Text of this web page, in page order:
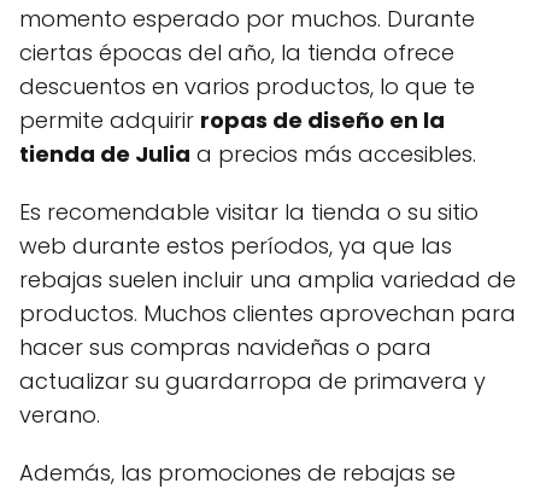
momento esperado por muchos. Durante
ciertas épocas del año, la tienda ofrece
descuentos en varios productos, lo que te
permite adquirir ropas de diseño en la
tienda de Julia a precios más accesibles.
Es recomendable visitar la tienda o su sitio
web durante estos períodos, ya que las
rebajas suelen incluir una amplia variedad de
productos. Muchos clientes aprovechan para
hacer sus compras navideñas o para
actualizar su guardarropa de primavera y
verano.
Además, las promociones de rebajas se